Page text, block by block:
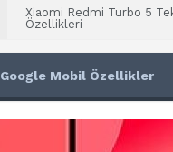
Xiaomi Redmi Turbo 5
Özellikleri
Google Mobil Özellikler